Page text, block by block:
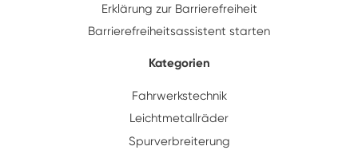
Erklärung zur Barrierefreiheit
Barrierefreiheitsassistent starten
Kategorien
Fahrwerks­technik
Leichtmetallräder
Spur­ver­breiterung